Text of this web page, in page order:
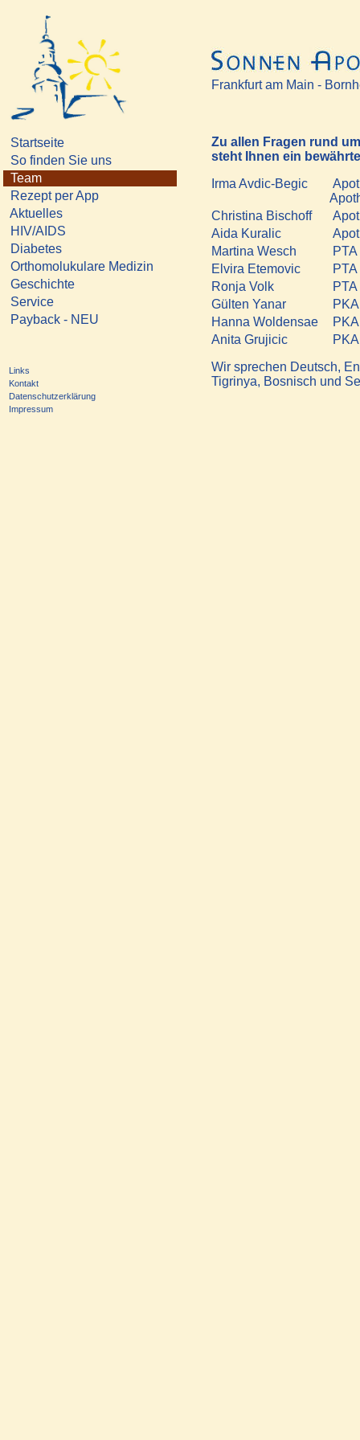
Startseite
So finden Sie uns
Team
Rezept per App
Aktuelles
HIV/AIDS
Diabetes
Orthomolukulare Medizin
Geschichte
Service
Payback - NEU
Links
Kontakt
Datenschutzerklärung
Impressum
Frankfurt am Main -
Zu allen Fragen rund
steht Ihnen ein
Irma Avdic-Begic
Christina Bischoff
Aida Kuralic
Martina Wesch
PTA
Elvira Etemovic
PTA
Ronja Volk
Gülten Yanar
PKA
Hanna Woldensae
PKA
Anita Grujicic
PKA
Wir sprechen Deutsch,
Tigrinya, Bosnisch und